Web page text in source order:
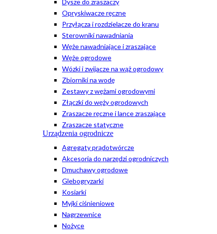
Dysze do zraszaczy
Opryskiwacze ręczne
Przyłącza i rozdzielacze do kranu
Sterowniki nawadniania
Węże nawadniające i zraszające
Węże ogrodowe
Wózki i zwijacze na wąż ogrodowy
Zbiorniki na wodę
Zestawy z wężami ogrodowymi
Złączki do węży ogrodowych
Zraszacze ręczne i lance zraszające
Zraszacze statyczne
Urządzenia ogrodnicze
Agregaty prądotwórcze
Akcesoria do narzędzi ogrodniczych
Dmuchawy ogrodowe
Glebogryzarki
Kosiarki
Myjki ciśnieniowe
Nagrzewnice
Nożyce